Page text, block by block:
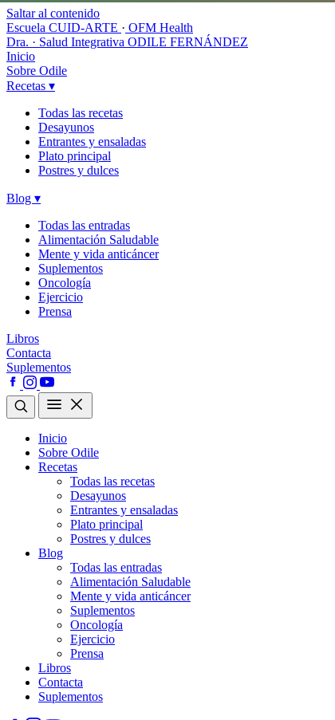
Saltar al contenido
Escuela CUID-ARTE · OFM Health
Dra. · Salud Integrativa ODILE FERNÁNDEZ
Inicio
Sobre Odile
Recetas ▾
Todas las recetas
Desayunos
Entrantes y ensaladas
Plato principal
Postres y dulces
Blog ▾
Todas las entradas
Alimentación Saludable
Mente y vida anticáncer
Suplementos
Oncología
Ejercicio
Prensa
Libros
Contacta
Suplementos
Inicio
Sobre Odile
Recetas
Todas las recetas
Desayunos
Entrantes y ensaladas
Plato principal
Postres y dulces
Blog
Todas las entradas
Alimentación Saludable
Mente y vida anticáncer
Suplementos
Oncología
Ejercicio
Prensa
Libros
Contacta
Suplementos